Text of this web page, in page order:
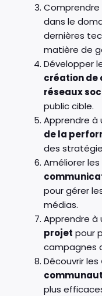
Comprendre
dans le
dernières
matière de
Développer
création de
réseaux
public cible.
Apprendre à
de la
des
Améliorer
pour gérer
médias.
Apprendre à
projet pour
campagnes
Découvrir les
plus